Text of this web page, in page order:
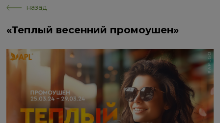
назад
«Теплый весенний промоушен»